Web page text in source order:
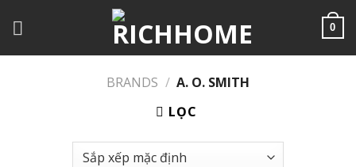
đến
0
BRANDS / A. O. SMITH
LỌC